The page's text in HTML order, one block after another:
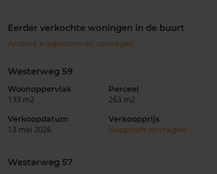
Eerder verkochte woningen in de buurt
Andere koopsommen opvragen
Westerweg 59
Woonoppervlak
133 m2
Perceel
263 m2
Verkoopdatum
13 mei 2026
Verkoopprijs
Koopsom opvragen
Westerweg 57